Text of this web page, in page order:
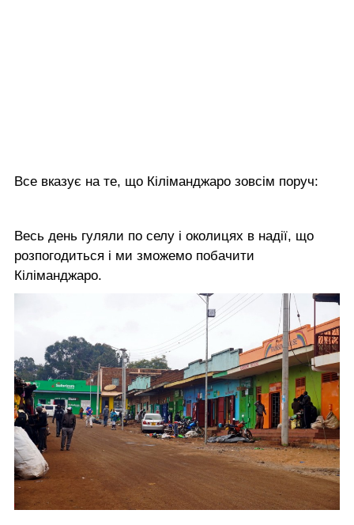
Все вказує на те, що Кіліманджаро зовсім поруч:
Весь день гуляли по селу і околицях в надії, що
розпогодиться і ми зможемо побачити
Кіліманджаро.